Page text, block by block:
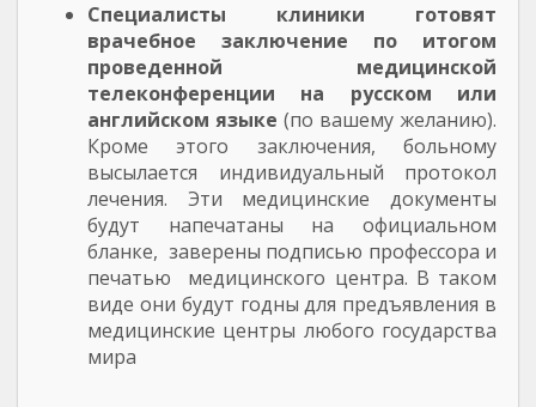
Специалисты клиники готовят
врачебное заключение по итогом
проведенной медицинской
телеконференции на русском или
английском языке (по вашему желанию).
Кроме этого заключения, больному
высылается индивидуальный протокол
лечения. Эти медицинские документы
будут напечатаны на официальном
бланке, заверены подписью профессора и
печатью медицинского центра. В таком
виде они будут годны для предъявления в
медицинские центры любого государства
мира